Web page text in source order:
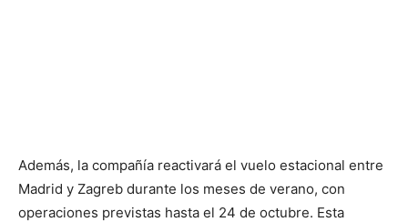
Además, la compañía reactivará el vuelo estacional entre
Madrid y Zagreb durante los meses de verano, con
operaciones previstas hasta el 24 de octubre. Esta